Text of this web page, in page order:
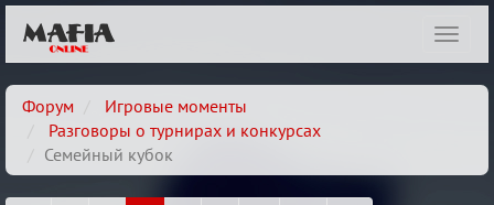
Форум
Игровые моменты
Разговоры о турнирах и конкурсах
Семейный кубок